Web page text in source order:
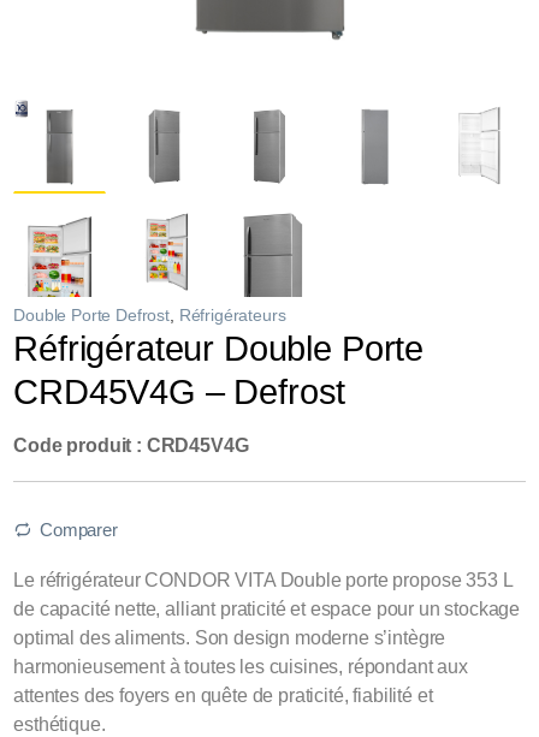
Double Porte Defrost Réfrigérateurs
Réfrigérateur Double Porte
CRD45V4G – Defrost
Code produit : CRD45V4G
Comparer
Le réfrigérateur CONDOR VITA Double porte propose 353 L
de capacité nette, alliant praticité et espace pour un stockage
optimal des aliments. Son design moderne s’intègre
harmonieusement à toutes les cuisines, répondant aux
attentes des foyers en quête de praticité, fiabilité et
esthétique.